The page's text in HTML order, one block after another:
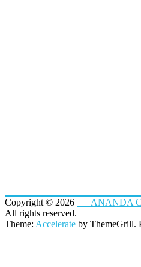
Copyright © 2026 ANANDA
All rights reserved.
Theme: Accelerate by ThemeGrill.